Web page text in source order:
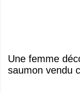
Une femme
saumon vendu